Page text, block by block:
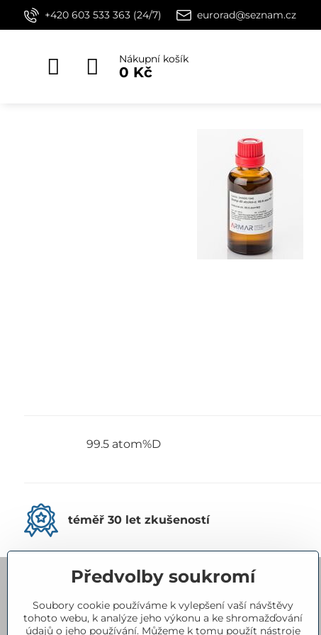
+420 603 533 363 (24/7) eurorad@seznam.cz
Nákupní košík
0 Kč
99.5 atom%D
téměř 30 let zkušeností
Eurorad, spol​. s r​.o​.
Předvolby soukromí
Soubory cookie používáme k vylepšení vaší návštěvy
tohoto webu, k analýze jeho výkonu a ke shromažďování
údajů o jeho používání. Můžeme k tomu použít nástroje